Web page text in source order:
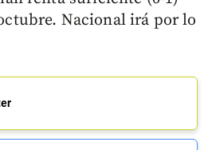
Nacional irá por lo